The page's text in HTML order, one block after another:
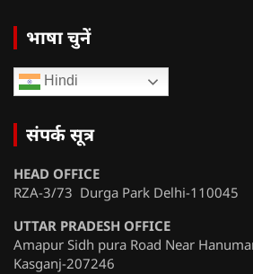
भाषा चुनें
Hindi
संपर्क सूत्र
HEAD OFFICE
RZA-3/73 Durga Park Delhi-110045
UTTAR PRADESH OFFICE
Amapur Sidh pura Road Near
Kasganj-207246